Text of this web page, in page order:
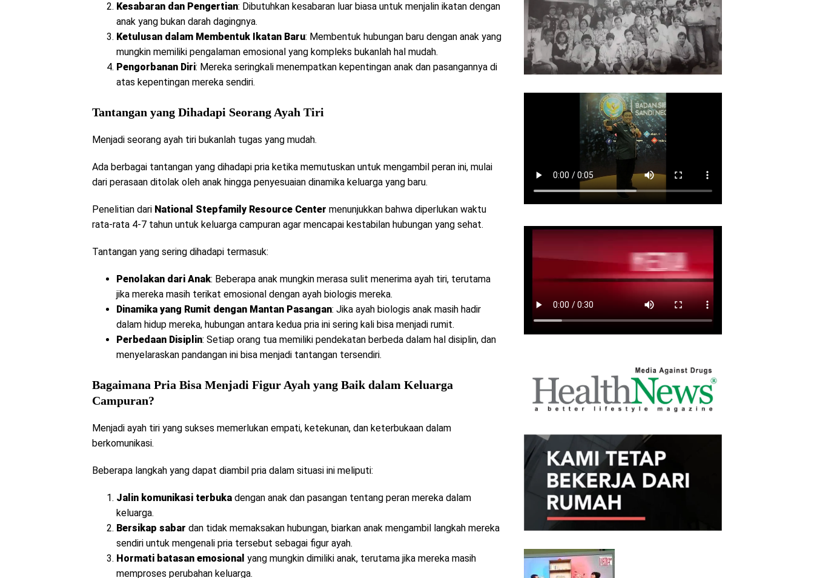
Kesabaran dan Pengertian: Dibutuhkan kesabaran luar biasa untuk menjalin ikatan dengan
anak yang bukan darah dagingnya.
Ketulusan dalam Membentuk Ikatan Baru: Membentuk hubungan baru dengan anak yang
mungkin memiliki pengalaman emosional yang kompleks bukanlah hal mudah.
Pengorbanan Diri: Mereka seringkali menempatkan kepentingan anak dan pasangannya di
atas kepentingan mereka sendiri.
Tantangan yang Dihadapi Seorang Ayah Tiri
Menjadi seorang ayah tiri bukanlah tugas yang mudah.
Ada berbagai tantangan yang dihadapi pria ketika memutuskan untuk mengambil peran ini, mulai
dari perasaan ditolak oleh anak hingga penyesuaian dinamika keluarga yang baru.
Penelitian dari National Stepfamily Resource Center menunjukkan bahwa diperlukan waktu
rata-rata 4-7 tahun untuk keluarga campuran agar mencapai kestabilan hubungan yang sehat.
Tantangan yang sering dihadapi termasuk:
Penolakan dari Anak: Beberapa anak mungkin merasa sulit menerima ayah tiri, terutama
jika mereka masih terikat emosional dengan ayah biologis mereka.
Dinamika yang Rumit dengan Mantan Pasangan: Jika ayah biologis anak masih hadir
dalam hidup mereka, hubungan antara kedua pria ini sering kali bisa menjadi rumit.
Perbedaan Disiplin: Setiap orang tua memiliki pendekatan berbeda dalam hal disiplin, dan
menyelaraskan pandangan ini bisa menjadi tantangan tersendiri.
Bagaimana Pria Bisa Menjadi Figur Ayah yang Baik dalam Keluarga
Campuran?
Menjadi ayah tiri yang sukses memerlukan empati, ketekunan, dan keterbukaan dalam
berkomunikasi.
Beberapa langkah yang dapat diambil pria dalam situasi ini meliputi:
Jalin komunikasi terbuka dengan anak dan pasangan tentang peran mereka dalam
keluarga.
Bersikap sabar dan tidak memaksakan hubungan, biarkan anak mengambil langkah mereka
sendiri untuk mengenali pria tersebut sebagai figur ayah.
Hormati batasan emosional yang mungkin dimiliki anak, terutama jika mereka masih
memproses perubahan keluarga.